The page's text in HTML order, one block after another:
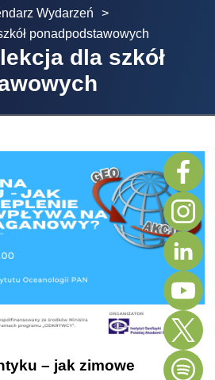
Wydarzeń
>
ponadpodstawowych
dla szkół
– jak zimowe